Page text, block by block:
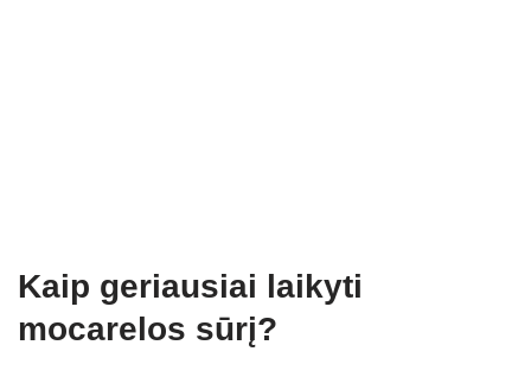
Kaip geriausiai laikyti
mocarelos sūrį?